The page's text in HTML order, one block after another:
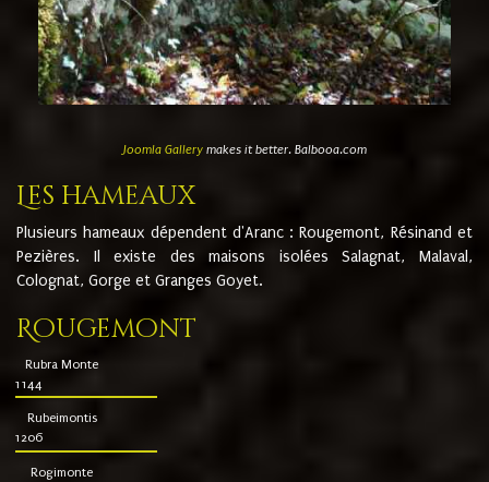
Joomla Gallerymakes it better. Balbooa.com
Les hameaux
Plusieurs hameaux dépendent d'Aranc : Rougemont, Résinand et
Pezières. Il existe des maisons isolées Salagnat, Malaval,
Colognat, Gorge et Granges Goyet.
Rougemont
Rubra Monte
1144
Rubeimontis
1206
Rogimonte